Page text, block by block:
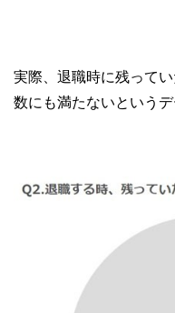
実際、退職時に残って
数にも満たないというデ